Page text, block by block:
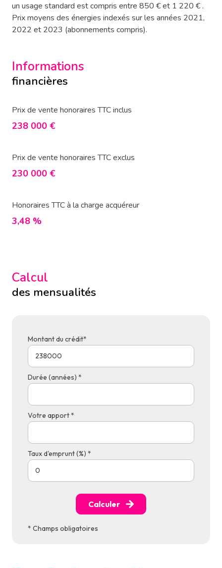
un usage standard est compris entre 850 € et 1 220 € .
Prix moyens des énergies indexés sur les années 2021,
2022 et 2023 (abonnements compris).
Informations
financières
Prix de vente honoraires TTC inclus
238 000 €
Prix de vente honoraires TTC exclus
230 000 €
Honoraires TTC à la charge acquéreur
3,48 %
Calcul
des mensualités
Montant du crédit*
Durée (années) *
Votre apport *
Taux d'emprunt (%) *
Calculer
* Champs obligatoires